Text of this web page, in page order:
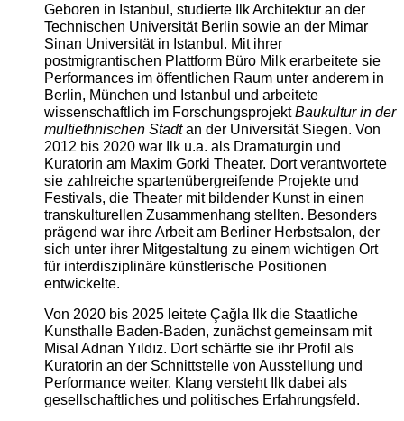
Geboren in Istanbul, studierte Ilk Architektur an der
Technischen Universität Berlin sowie an der Mimar
Sinan Universität in Istanbul. Mit ihrer
postmigrantischen Plattform Büro Milk erarbeitete sie
Performances im öffentlichen Raum unter anderem in
Berlin, München und Istanbul und arbeitete
wissenschaftlich im ForschungsprojektBaukultur in der
multiethnischen Stadtan der Universität Siegen. Von
2012 bis 2020 war Ilk u.a. als Dramaturgin und
Kuratorin am Maxim Gorki Theater. Dort verantwortete
sie zahlreiche spartenübergreifende Projekte und
Festivals, die Theater mit bildender Kunst in einen
transkulturellen Zusammenhang stellten. Besonders
prägend war ihre Arbeit am Berliner Herbstsalon, der
sich unter ihrer Mitgestaltung zu einem wichtigen Ort
für interdisziplinäre künstlerische Positionen
entwickelte.
Von 2020 bis 2025 leitete Çağla Ilk die Staatliche
Kunsthalle Baden-Baden, zunächst gemeinsam mit
Misal Adnan Yıldız. Dort schärfte sie ihr Profil als
Kuratorin an der Schnittstelle von Ausstellung und
Performance weiter. Klang versteht Ilk dabei als
gesellschaftliches und politisches Erfahrungsfeld.